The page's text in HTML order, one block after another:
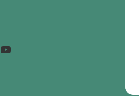
YouTube